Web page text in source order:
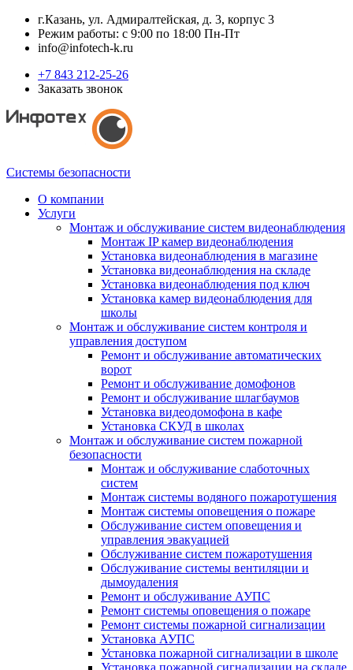
г.Казань, ул. Адмиралтейская, д. 3, корпус 3
Режим работы: с 9:00 по 18:00 Пн-Пт
info@infotech-k.ru
+7 843 212-25-26
Заказать звонок
Системы безопасности
О компании
Услуги
Монтаж и обслуживание систем видеонаблюдения
Монтаж IP камер видеонаблюдения
Установка видеонаблюдения в магазине
Установка видеонаблюдения на складе
Установка видеонаблюдения под ключ
Установка камер видеонаблюдения для
школы
Монтаж и обслуживание систем контроля и
управления доступом
Ремонт и обслуживание автоматических
ворот
Ремонт и обслуживание домофонов
Ремонт и обслуживание шлагбаумов
Установка видеодомофона в кафе
Установка СКУД в школах
Монтаж и обслуживание систем пожарной
безопасности
Монтаж и обслуживание слаботочных
систем
Монтаж системы водяного пожаротушения
Монтаж системы оповещения о пожаре
Обслуживание систем оповещения и
управления эвакуацией
Обслуживание систем пожаротушения
Обслуживание системы вентиляции и
дымоудаления
Ремонт и обслуживание АУПС
Ремонт системы оповещения о пожаре
Ремонт системы пожарной сигнализации
Установка АУПС
Установка пожарной сигнализации в школе
Установка пожарной сигнализации на складе